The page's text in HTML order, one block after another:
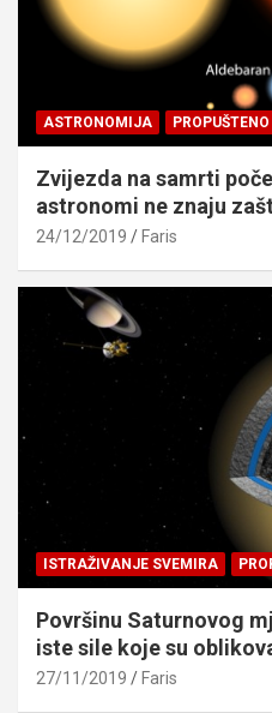
ASTRONOMIJA PROPUŠTENO
Zvijezda na samrti
astronomi ne znaju
24/12/2019 Faris
ISTRAŽIVANJE SVEMIRA
Površinu Saturnovog
iste sile koje su
27/11/2019 Faris